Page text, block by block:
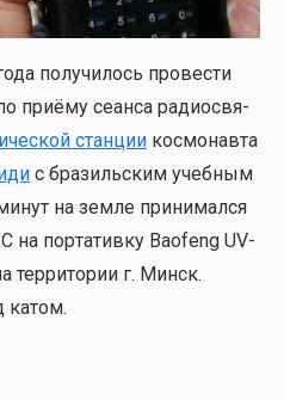
полу­чи­лось про­ве­сти
при­ё­му сеан­са радио­свя­
стан­ции кос­мо­нав­та
с бра­зиль­ским учеб­ным
на зем­ле при­ни­мал­ся
на пор­та­тив­ку Baofeng UV-
тер­ри­то­рии г. Минск.
катом.